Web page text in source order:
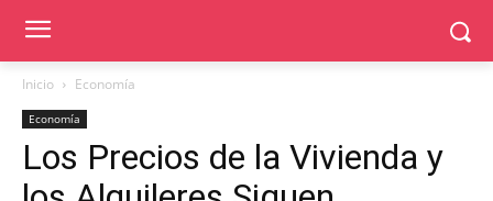
Inicio Economía
Economía
Los Precios de la Vivienda y